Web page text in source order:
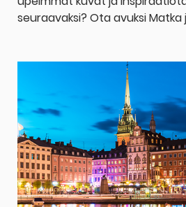
seuraavaksi? Ota avuksi Matka